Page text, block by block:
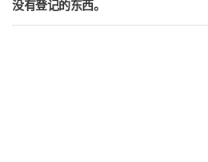
没有登记的东西。